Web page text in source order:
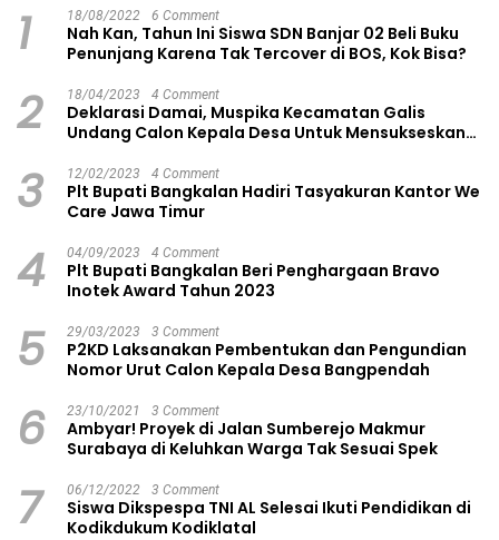
1 18/08/2022 6 Comment
Nah Kan, Tahun Ini Siswa SDN Banjar 02 Beli Buku
Penunjang Karena Tak Tercover di BOS, Kok Bisa?
2 18/04/2023 4 Comment
Deklarasi Damai, Muspika Kecamatan Galis
Undang Calon Kepala Desa Untuk Mensukseskan
3 12/02/2023 4 Comment
Plt Bupati Bangkalan Hadiri Tasyakuran Kantor We
Care Jawa Timur
4 04/09/2023 4 Comment
Plt Bupati Bangkalan Beri Penghargaan Bravo
Inotek Award Tahun 2023
5 29/03/2023 3 Comment
P2KD Laksanakan Pembentukan dan Pengundian
Nomor Urut Calon Kepala Desa Bangpendah
6 23/10/2021 3 Comment
Ambyar! Proyek di Jalan Sumberejo Makmur
Surabaya di Keluhkan Warga Tak Sesuai Spek
7 06/12/2022 3 Comment
Siswa Dikspespa TNI AL Selesai Ikuti Pendidikan di
Kodikdukum Kodiklatal